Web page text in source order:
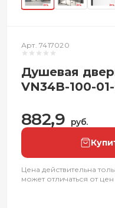
Арт. 7417020
Душевая
VN34B-100-
882,9 руб.
Цена действительна
может отличаться от